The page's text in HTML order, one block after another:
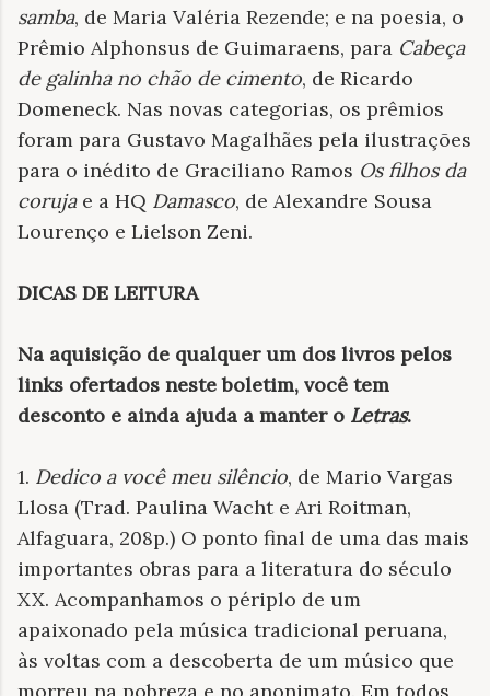
samba, de Maria Valéria Rezende; e na poesia, o
Prêmio Alphonsus de Guimaraens, para Cabeça
de galinha no chão de cimento, de Ricardo
Domeneck. Nas novas categorias, os prêmios
foram para Gustavo Magalhães pela ilustrações
para o inédito de Graciliano Ramos Os filhos da
corujae a HQ Damasco, de Alexandre Sousa
Lourenço e Lielson Zeni.
DICAS DE LEITURA
Na aquisição de qualquer um dos livros pelos
links ofertados neste boletim, você tem
desconto e ainda ajuda a manter o Letras.
1. Dedico a você meu silêncio, de Mario Vargas
Llosa (Trad. Paulina Wacht e Ari Roitman,
Alfaguara, 208p.) O ponto final de uma das mais
importantes obras para a literatura do século
XX. Acompanhamos o périplo de um
apaixonado pela música tradicional peruana,
às voltas com a descoberta de um músico que